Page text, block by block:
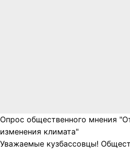
Опрос общественного мнения
изменения климата"
Уважаемые кузбассовцы!